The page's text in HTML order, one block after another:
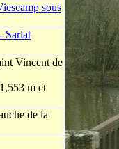
sous
Sarlat
Vincent de
m et
de la